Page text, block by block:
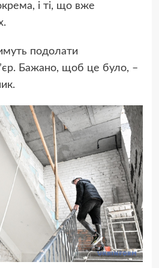
і ті, що вже
подолати
Бажано, щоб це було, –